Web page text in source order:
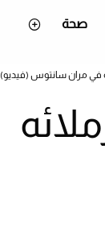
صحة
في مران سانتوس (فيديو)